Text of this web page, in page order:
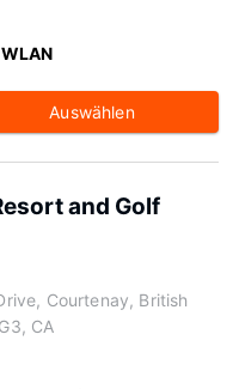
Auswählen
and Golf
Courtenay, British
CA